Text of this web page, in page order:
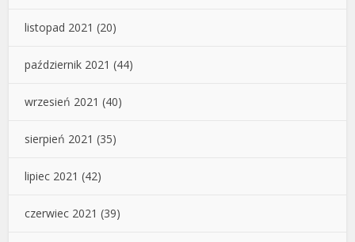
listopad 2021 (20)
październik 2021 (44)
wrzesień 2021 (40)
sierpień 2021 (35)
lipiec 2021 (42)
czerwiec 2021 (39)